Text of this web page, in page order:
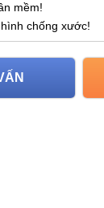
mềm!
chống xước!